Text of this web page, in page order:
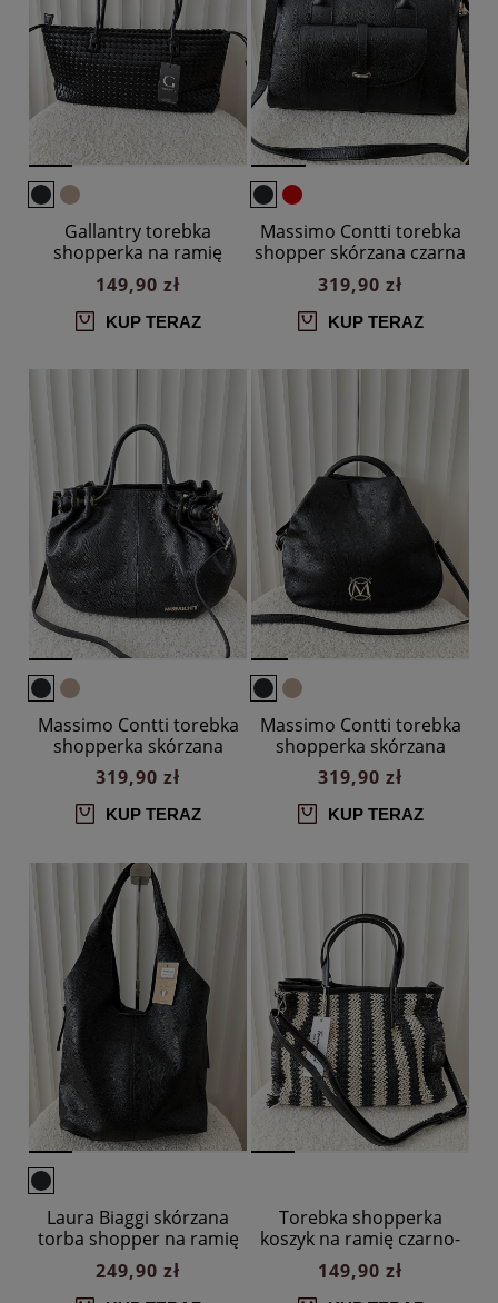
Gallantry torebka
shopperka na ramię
czarna plecionka
149,90 zł
KUP TERAZ
Massimo Contti torebka
shopper skórzana czarna
z kieszenią
319,90 zł
KUP TERAZ
Massimo Contti torebka
shopperka skórzana
czarna
319,90 zł
KUP TERAZ
Massimo Contti torebka
shopperka skórzana
czarna
319,90 zł
KUP TERAZ
Laura Biaggi skórzana
torba shopper na ramię
czarna
249,90 zł
Torebka shopperka
koszyk na ramię czarno-
beżowa
149,90 zł